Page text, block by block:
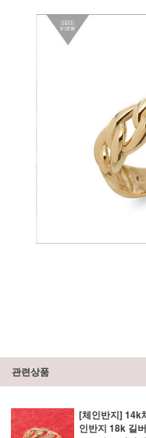
관련상품
[체인반지] 14k
인반지 18k 길